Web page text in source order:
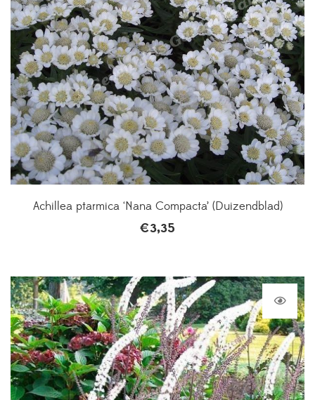
Achillea ptarmica ‘Nana Compacta’ (Duizendblad)
€3,35